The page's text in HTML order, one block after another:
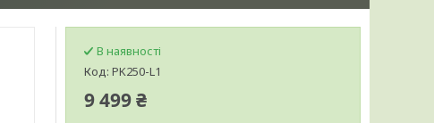
В наявності
Код: PK250-L1
9 499 ₴